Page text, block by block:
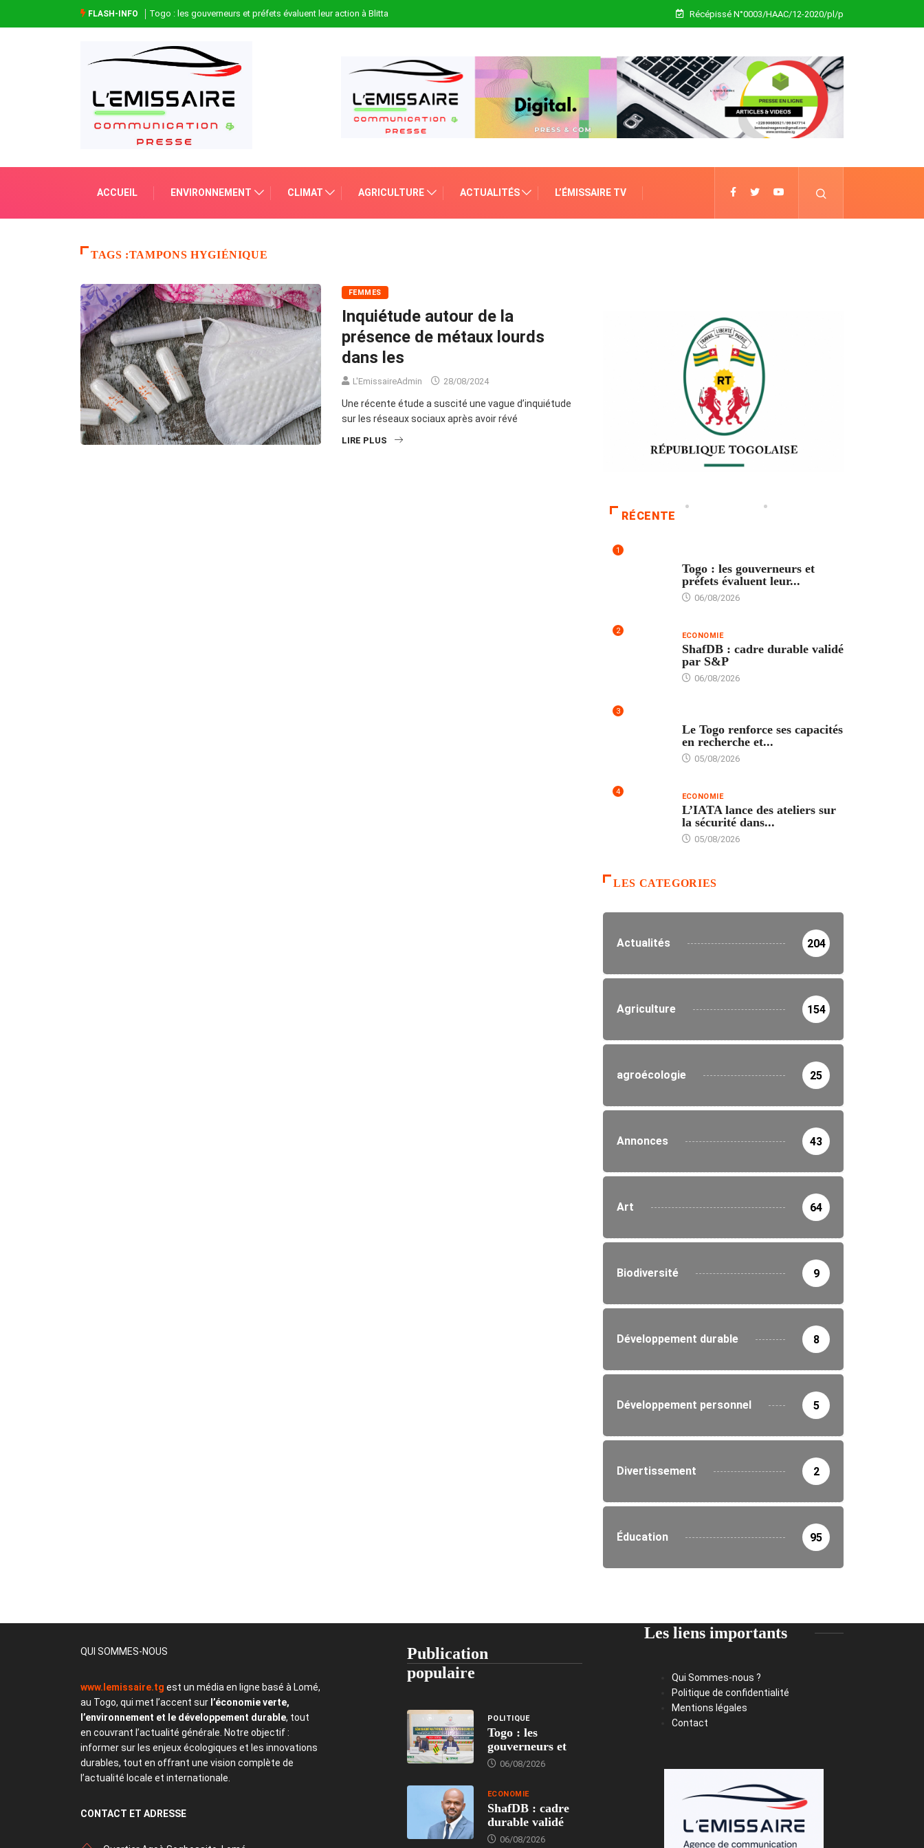
FLASH-INFO Togo : les gouverneurs et préfets évaluent leur action à Blitta Récépissé N°0003/HAAC/12-2020/pl/p
ACCUEIL ENVIRONNEMENT CLIMAT AGRICULTURE ACTUALITÉS L’ÉMISSAIRE TV
TAGS :TAMPONS HYGIÉNIQUE
FEMMES
Inquiétude autour de la
présence de métaux lourds
dans les
L'EmissaireAdmin 28/08/2024
Une récente étude a suscité une vague d’inquiétude
sur les réseaux sociaux après avoir révé
LIRE PLUS
RÉCENTE
1
Togo : les gouverneurs et
préfets évaluent leur...
06/08/2026
2 ECONOMIE
ShafDB : cadre durable validé
par S&P
06/08/2026
3
Le Togo renforce ses capacités
en recherche et...
05/08/2026
4 ECONOMIE
L’IATA lance des ateliers sur
la sécurité dans...
05/08/2026
LES CATEGORIES
Actualités 204
Agriculture 154
agroécologie 25
Annonces 43
Art 64
Biodiversité 9
Développement durable 8
Développement personnel 5
Divertissement 2
Éducation 95
QUI SOMMES-NOUS
www.lemissaire.tg est un média en ligne basé à Lomé,
au Togo, qui met l’accent sur l’économie verte,
l’environnement et le développement durable, tout
en couvrant l’actualité générale. Notre objectif :
informer sur les enjeux écologiques et les innovations
durables, tout en offrant une vision complète de
l’actualité locale et internationale.
CONTACT ET ADRESSE
Publication
populaire
POLITIQUE
Togo : les
gouverneurs et
06/08/2026
ECONOMIE
ShafDB : cadre
durable validé
06/08/2026
Les liens importants
Qui Sommes-nous ?
Politique de confidentialité
Mentions légales
Contact